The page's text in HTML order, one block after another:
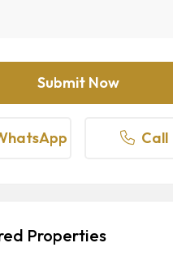
Call
Properties